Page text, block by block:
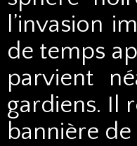
l’invasion
de temps
parvient
gardiens. Il
bannière